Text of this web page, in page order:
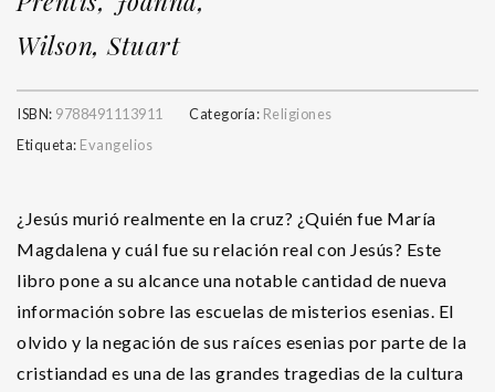
Wilson, Stuart
ISBN: 9788491113911 Categoría: Religiones
Etiqueta: Evangelios
¿Jesús murió realmente en la cruz? ¿Quién fue María
Magdalena y cuál fue su relación real con Jesús? Este
libro pone a su alcance una notable cantidad de nueva
información sobre las escuelas de misterios esenias. El
olvido y la negación de sus raíces esenias por parte de la
cristiandad es una de las grandes tragedias de la cultura